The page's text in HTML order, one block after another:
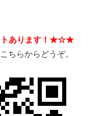
あります！★☆★
ちらからどうぞ。